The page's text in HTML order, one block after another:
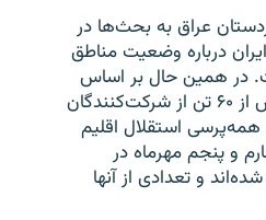
عراق به بحث‌ها در
درباره وضعیت مناطق
در همین حال بر اساس
گزارش برخی منابع خبری، بیش از ۶۰ تن از شرکت‌کنندگان
استقلال اقلیم
و پنجم مهرماه در
و تعدادی از آنها